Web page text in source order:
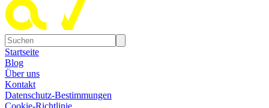
Startseite
Blog
Über uns
Kontakt
Datenschutz-Bestimmungen